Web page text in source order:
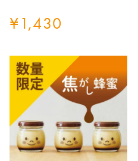
¥1,430